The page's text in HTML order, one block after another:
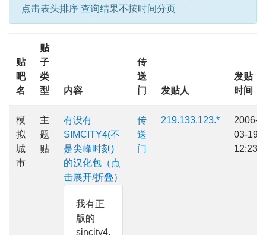
点击表头排序 查询结果不按时间分页
贴
吧
名
贴
子
类
型
内容
传
送
门
发贴人
发贴
时间
模
拟
城
市
主
题
贴
有没有
SIMCITY4(不
是尖峰时刻)
的汉化包（点
击展开/折叠）
我有正
版的
sincity4,
传
送
门
219.133.123.*
2006-
03-19
12:23